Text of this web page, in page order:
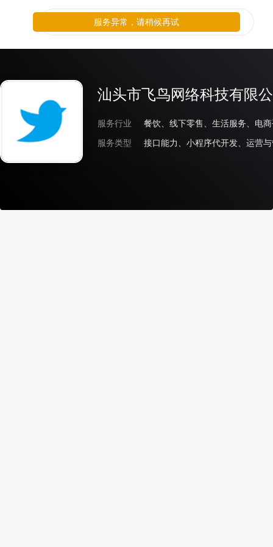
汕头市飞鸟网络科技有限
服务行业
餐饮、线下零售、生活服务、电
服务类型
接口能力、小程序代开发、运营
服务异常，请稍候再试